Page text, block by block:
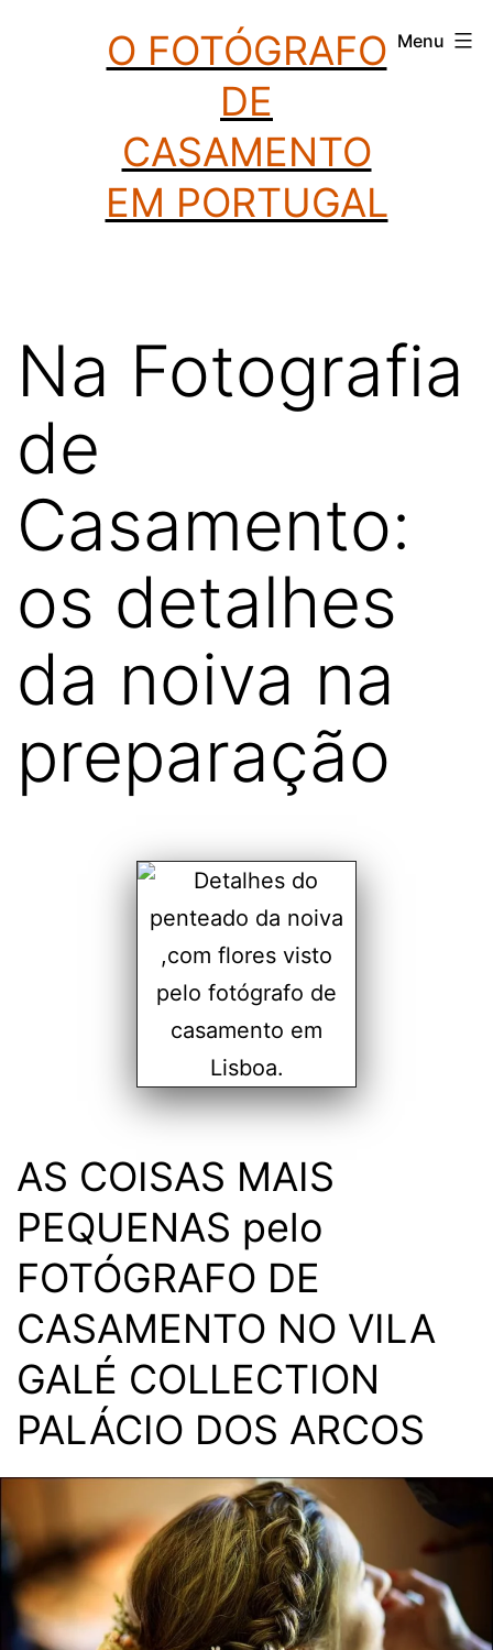
O FOTÓGRAFO
DE
CASAMENTO
EM PORTUGAL
Menu
Na Fotografia
de
Casamento:
os detalhes
da noiva na
preparação
AS COISAS MAIS
PEQUENAS pelo
FOTÓGRAFO DE
CASAMENTO NO VILA
GALÉ COLLECTION
PALÁCIO DOS ARCOS